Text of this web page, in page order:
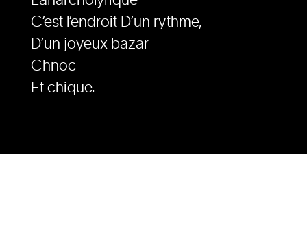
C’est l’endroit D’un rythme,
D’un joyeux bazar
Chnoc
Et chique.